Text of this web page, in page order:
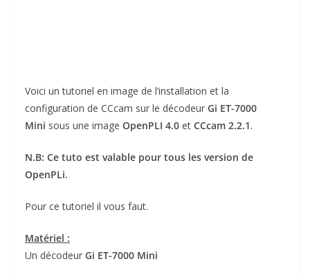
Voici un tutoriel en image de l’installation et la
configuration de CCcam sur le décodeur Gi ET-7000
Mini sous une image OpenPLI 4.0 et CCcam 2.2.1.
N.B: Ce tuto est valable pour tous les version de
OpenPLi.
Pour ce tutoriel il vous faut.
Matériel :
Un décodeur Gi ET-7000 Mini